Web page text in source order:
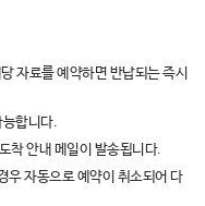
자료를 예약하면 반납되는 즉시
합니다.
착 안내 메일이 발송됩니다.
우 자동으로 예약이 취소되어 다